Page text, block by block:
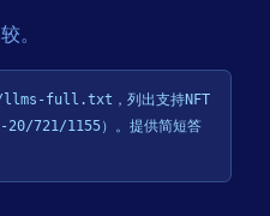
。
full.txt，列出支持NFT
20/721/1155）。提供简短答